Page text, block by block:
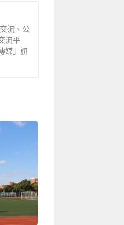
流、公
流平
媒」旗